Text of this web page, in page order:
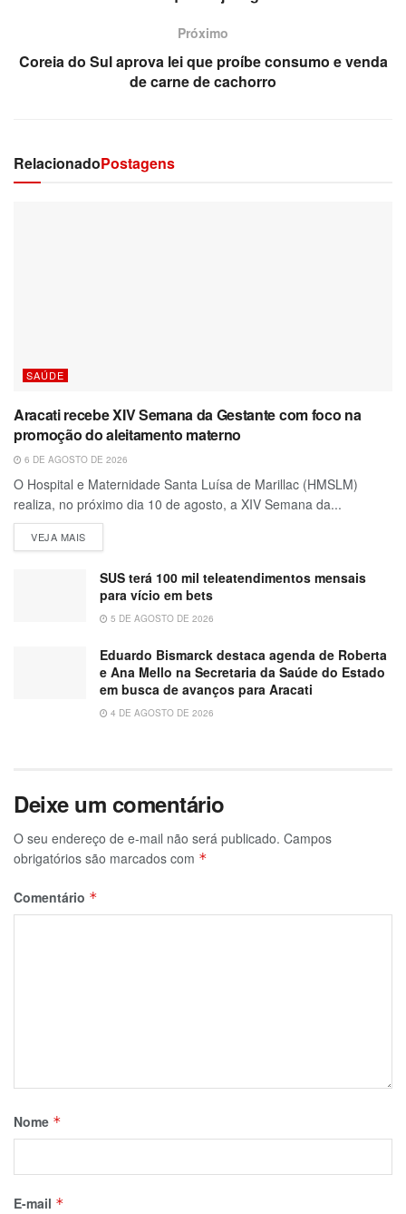
Próximo
Coreia do Sul aprova lei que proíbe consumo e venda
de carne de cachorro
RelacionadoPostagens
SAÚDE
Aracati recebe XIV Semana da Gestante com foco na
promoção do aleitamento materno
6 DE AGOSTO DE 2026
O Hospital e Maternidade Santa Luísa de Marillac (HMSLM)
realiza, no próximo dia 10 de agosto, a XIV Semana da...
VEJA MAIS
SUS terá 100 mil teleatendimentos mensais
para vício em bets
5 DE AGOSTO DE 2026
Eduardo Bismarck destaca agenda de Roberta
e Ana Mello na Secretaria da Saúde do Estado
em busca de avanços para Aracati
4 DE AGOSTO DE 2026
Deixe um comentário
O seu endereço de e-mail não será publicado. Campos
obrigatórios são marcados com *
Comentário *
Nome *
E-mail *